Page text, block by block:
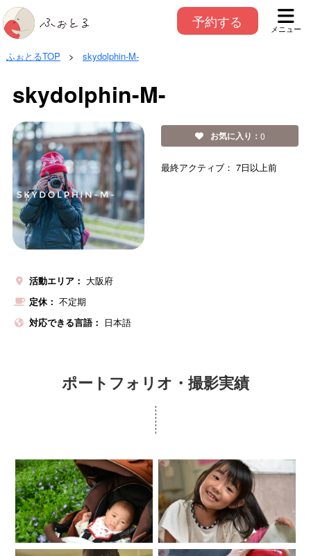
予約する メニュー
ふぉとるTOP > skydolphin-M-
skydolphin-M-
お気に入り： 0
最終アクティブ： 7日以上前
活動エリア： 大阪府
定休： 不定期
対応できる言語： 日本語
ポートフォリオ・撮影実績